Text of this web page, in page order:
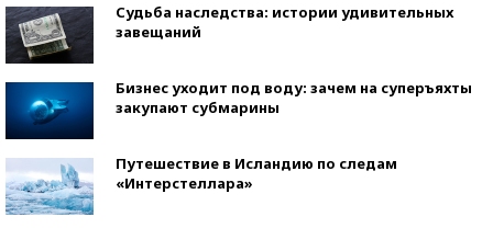
Судьба наследства: истории удивительных
завещаний
Бизнес уходит под воду: зачем на суперъяхты
закупают субмарины
Путешествие в Исландию по следам
«Интерстеллара»